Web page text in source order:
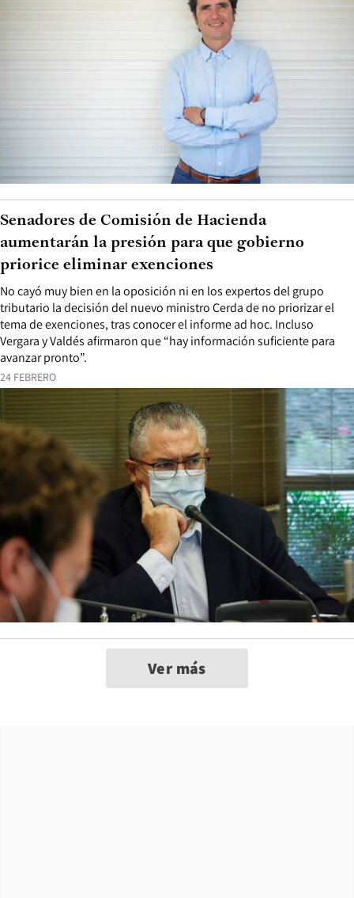
24 FEBRERO
No cayó muy bien en la oposición ni en los expertos del grupo
tributario la decisión del nuevo ministro Cerda de no priorizar el
tema de exenciones, tras conocer el informe ad hoc. Incluso
Vergara y Valdés afirmaron que “hay información suficiente para
avanzar pronto”.
Senadores de Comisión de Hacienda
aumentarán la presión para que gobierno
priorice eliminar exenciones
Ver más